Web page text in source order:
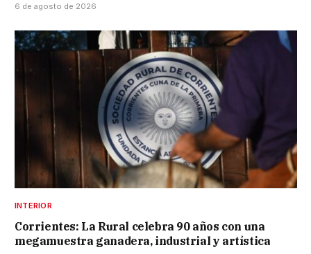
6 de agosto de 2026
INTERIOR
Corrientes: La Rural celebra 90 años con una
megamuestra ganadera, industrial y artística